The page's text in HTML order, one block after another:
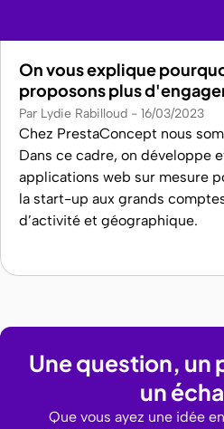
On vous explique
proposons plus
Par Lydie Rabilloud 16/03/2023
Chez PrestaConcept nous
Dans ce cadre, on développe
applications web sur mesure
la start-up aux grands
d’activité et géographique.
Une question, un
un
Que vous ayez une idée